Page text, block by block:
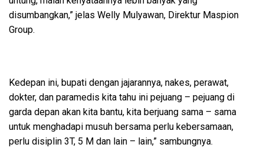
disumbangkan,” jelas Welly Mulyawan, Direktur Maspion
Group.
Kedepan ini, bupati dengan jajarannya, nakes, perawat,
dokter, dan paramedis kita tahu ini pejuang – pejuang di
garda depan akan kita bantu, kita berjuang sama – sama
untuk menghadapi musuh bersama perlu kebersamaan,
perlu disiplin 3T, 5 M dan lain – lain,” sambungnya.